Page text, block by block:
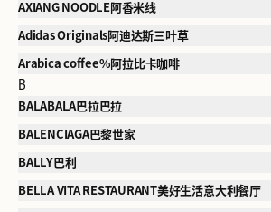
AXIANG NOODLE阿香米线
Adidas Originals阿迪达斯三叶草
Arabica coffee%阿拉比卡咖啡
B
BALABALA巴拉巴拉
BALENCIAGA巴黎世家
BALLY巴利
BELLA VITA RESTAURANT美好生活意大利餐厅